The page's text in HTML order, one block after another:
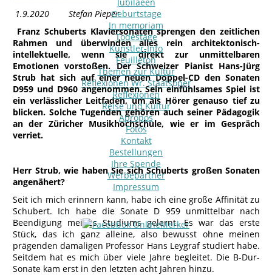
Geburtstage
In memoriam
Todestage
Künstler-Info
Feuilleton
Themen zur Kultur
Reflexionen Wr. Staatsoper
Reflexionen
Reise und Kultur
Apropos
Fotos
Kontakt
Bestellungen
Ihre Spende
Werbepartner
Impressum
1.9.2020 Stefan Pieper
Franz Schuberts Klaviersonaten sprengen den zeitlichen
Rahmen und überwinden alles rein architektonisch-
intellektuelle, wenn sie direkt zur unmittelbaren
Emotionen vorstoßen. Der Schweizer Pianist Hans-Jürg
Strub hat sich auf einer neuen Doppel-CD den Sonaten
D959 und D960 angenommen. Sein einfühlsames Spiel ist
ein verlässlicher Leitfaden, um als Hörer genauso tief zu
blicken. Solche Tugenden gehören auch seiner Pädagogik
an der Züricher Musikhochschule, wie er im Gespräch
verriet.
Herr Strub, wie haben Sie sich Schuberts großen Sonaten
angenähert?
Seit ich mich erinnern kann, habe ich eine große Affinität zu
Schubert. Ich habe die Sonate D 959 unmittelbar nach
Beendigung meines Studiums gelernt. Es war das erste
Stück, das ich ganz alleine, also bewusst ohne meinen
prägenden damaligen Professor Hans Leygraf studiert habe.
Seitdem hat es mich über viele Jahre begleitet. Die B-Dur-
Sonate kam erst in den letzten acht Jahren hinzu.